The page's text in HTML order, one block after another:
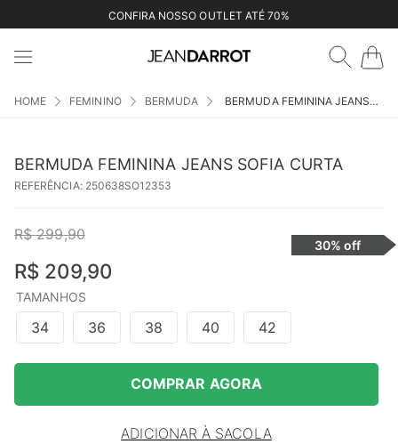
CONFIRA NOSSO OUTLET ATÉ 70%
FEMININO BERMUDA BERMUDA FEMININA JEANS SOFIA CURTA
BERMUDA FEMININA JEANS SOFIA CURTA
REFERÊNCIA: 250638SO12353
R$ 299,90
R$ 209,90
30% off
TAMANHOS
34 36 38 40 42
COMPRAR AGORA
ADICIONAR À SACOLA